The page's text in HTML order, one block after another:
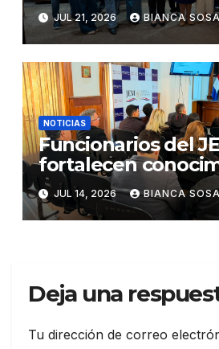
participación en el
«Lemas sobre
Integridad
JUL 21, 2026 BIANCA
NOTICIAS
Funcionarios del
fortalecen
sobre
contratos públicos
JUL 14, 2026 BIANCA SOSA
Deja una
Tu dirección de correo